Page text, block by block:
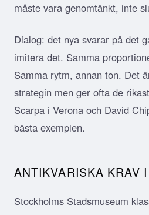
måste vara genomtänkt, inte
Dialog: det nya svarar på det
imitera det. Samma
Samma rytm, annan ton. Det
strategin men ger ofta de
Scarpa i Verona och David
bästa exemplen.
ANTIKVARISKA KRAV
Stockholms Stadsmuseum